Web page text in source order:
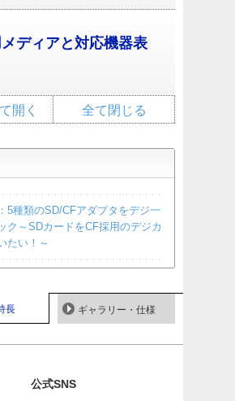
ディアと対応機器表
全て閉じる
開く
5種類のSD/CFアダプタをデジ一
ク～SDカードをCF採用のデジカ
たい！～
長 ギャラリー・仕様
公式SNS